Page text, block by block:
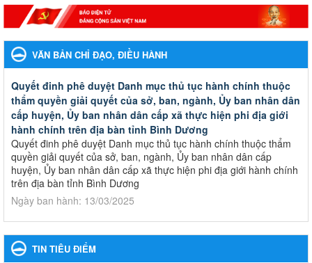
VĂN BẢN CHỈ ĐẠO, ĐIỀU HÀNH
Quyết đinh phê duyệt Danh mục thủ tục hành chính thuộc
thẩm quyền giải quyết của sở, ban, ngành, Ủy ban nhân dân
cấp huyện, Ủy ban nhân dân cấp xã thực hiện phi địa giới
hành chính trên địa bàn tỉnh Bình Dương
Quyết đinh phê duyệt Danh mục thủ tục hành chính thuộc thẩm
quyền giải quyết của sở, ban, ngành, Ủy ban nhân dân cấp
huyện, Ủy ban nhân dân cấp xã thực hiện phi địa giới hành chính
trên địa bàn tỉnh Bình Dương
Ngày ban hành: 13/03/2025
Kế hoạch Phổ biến, giáo dục pháp luật năm 2025 của ngành
Giáo dục và Đào tạo thành phố Bến Cát
Kế hoạch Phổ biến, giáo dục pháp luật năm 2025 của ngành
TIN TIÊU ĐIỂM